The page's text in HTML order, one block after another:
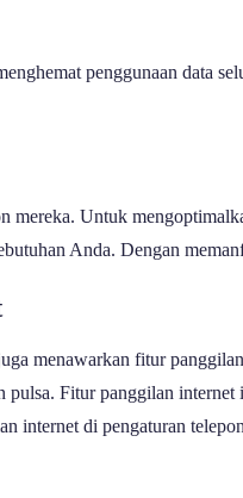
penggunaan
Untuk
Anda. Dengan
menawarkan fitur
Fitur panggilan
internet di pengaturan